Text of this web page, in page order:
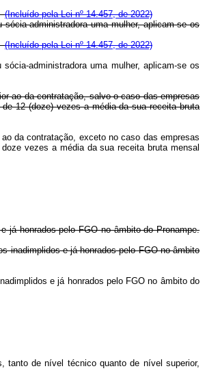
(Incluído pela Lei nº 14.457, de 2022)
administradora uma mulher, aplicam-se os
(Incluído pela Lei nº 14.457, de 2022)
administradora uma mulher, aplicam-se os
ao da contratação, salvo o caso das empresas
12 (doze) vezes a média da sua receita bruta
da contratação, exceto no caso das empresas
vezes a média da sua receita bruta mensal
já honrados pelo FGO no âmbito do Pronampe.
inadimplidos e já honrados pelo FGO no âmbito
e já honrados pelo FGO no âmbito do
tanto de nível técnico quanto de nível superior,